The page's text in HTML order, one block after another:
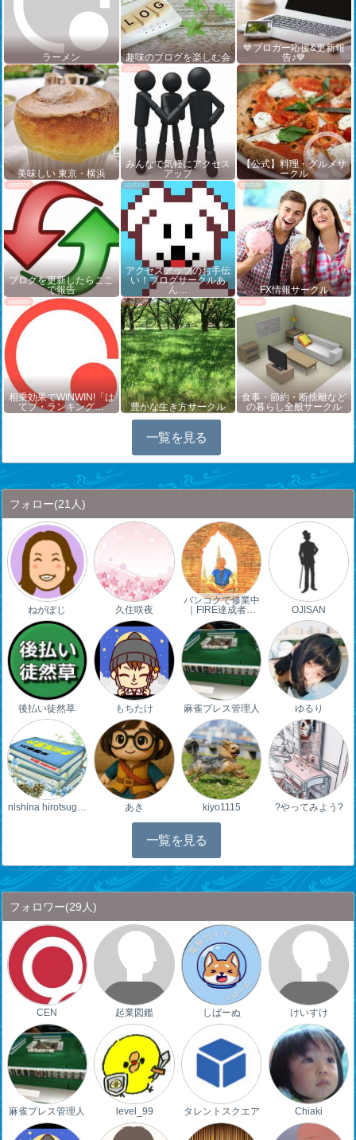
ラーメン 趣味のブログを楽しむ会
💙ブロガー応援&更新報
告♪💙
美味しい 東京・横浜
みんなで気軽にアクセス
アップ
【公式】料理・グルメサ
ークル
ブログを更新したらここ
で報告
アクセスアップのお手伝
い！ブログサークルあ
ん…
FX情報サークル
相乗効果でWINWIN!「は
てブ・ランキング…
豊かな生き方サークル
食事・節約・断捨離など
の暮らし全般サークル
一覧を見る
フォロー(21人)
ねがぽじ 久住咲夜
バンコクで修業中
｜FIRE達成者…
OJISAN
後払い徒然草 もちたけ 麻雀プレス管理人 ゆるり
nishina hirotsug… あき kiyo1115 ?やってみよう?
一覧を見る
フォロワー(29人)
CEN 起業図鑑 しばーぬ けいすけ
麻雀プレス管理人 level_99 タレントスクエア Chiaki